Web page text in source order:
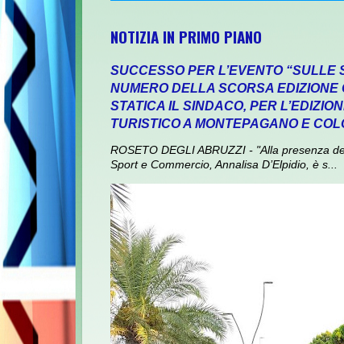
NOTIZIA IN PRIMO PIANO
SUCCESSO PER L’EVENTO
NUMERO DELLA SCORSA
STATICA IL SINDACO, PER
TURISTICO A MONTEPAGANO E
ROSETO DEGLI ABRUZZI - "Alla presenza
Sport e Commercio, Annalisa D’Elpidio, è s...